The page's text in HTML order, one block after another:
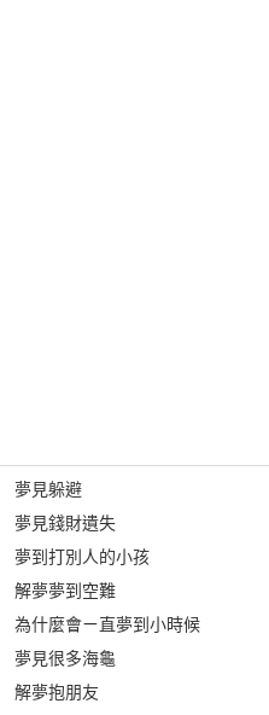
夢見躲避
夢見錢財遺失
夢到打別人的小孩
解夢夢到空難
為什麼會ㄧ直夢到小時候
夢見很多海龜
解夢抱朋友